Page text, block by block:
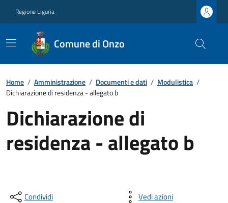
Regione Liguria
Comune di Onzo
Home / Amministrazione / Documenti e dati / Modulistica /
Dichiarazione di residenza - allegato b
Dichiarazione di
residenza - allegato b
Condividi Vedi azioni